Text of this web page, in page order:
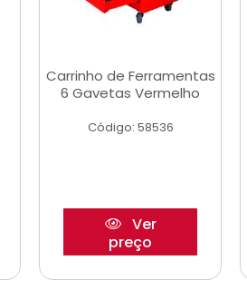
Carrinho de Ferramentas
6 Gavetas Vermelho
Código: 58536
Ver
preço